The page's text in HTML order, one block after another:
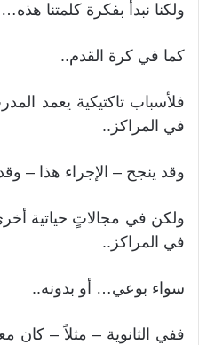
ولكنا نبدأ بفكرة كلمتنا
كما في كرة القدم..
فلأسباب تاكتيكية يعمد
في المراكز..
وقد ينجح – الإجراء هذا –
ولكن في مجالاتٍ حياتية
في المراكز..
سواء بوعي… أو بدونه..
ففي الثانوية – مثلاً – كان